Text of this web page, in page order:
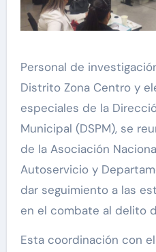
Personal de
Distrito Zona Centro y
especiales de la
Municipal (DSPM), se
de la Asociación
Autoservicio y
dar seguimiento a las
en el combate al delito
Esta coordinación con